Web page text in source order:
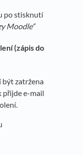
po stisknutí
Moodle“
(zápis do
být zatržena
přijde e-mail